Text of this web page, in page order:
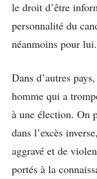
le droit d’être
personnalité du
néanmoins pour lui.
Dans d’autres
homme qui a
à une élection. On
dans l’excès
aggravé et de
portés à la